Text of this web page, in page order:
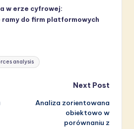
w erze cyfrowej:
ramy do firm platformowych
analysis
Next Post
Analiza zorientowana
obiektowo w
porównaniu z